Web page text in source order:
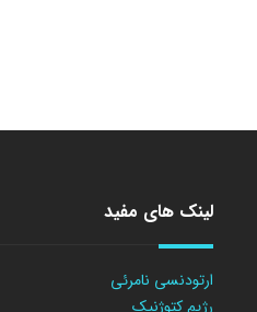
لینک های مفید
ارتودنسی نامرئی
رژیم کتوژنیک